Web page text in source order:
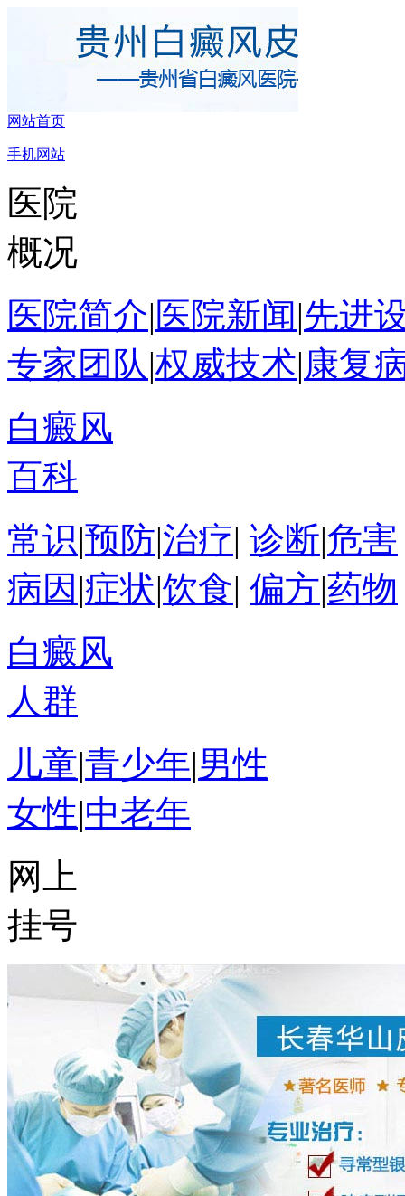
网站首页
手机网站
医院
概况
医院简介|医院新闻|先进
专家团队|权威技术|康复
白癜风
百科
常识|预防|治疗| 诊断|危害
病因 |症状|饮食| 偏方|药物
白癜风
人群
儿童|青少年|男性
女性|中老年
网上
挂号